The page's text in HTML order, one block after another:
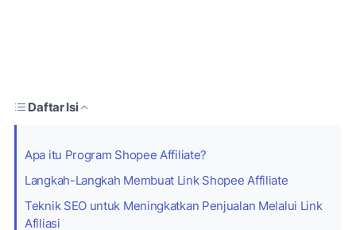
Daftar Isi
Apa itu Program Shopee Affiliate?
Langkah-Langkah Membuat Link Shopee Affiliate
Teknik SEO untuk Meningkatkan Penjualan Melalui Link
Afiliasi